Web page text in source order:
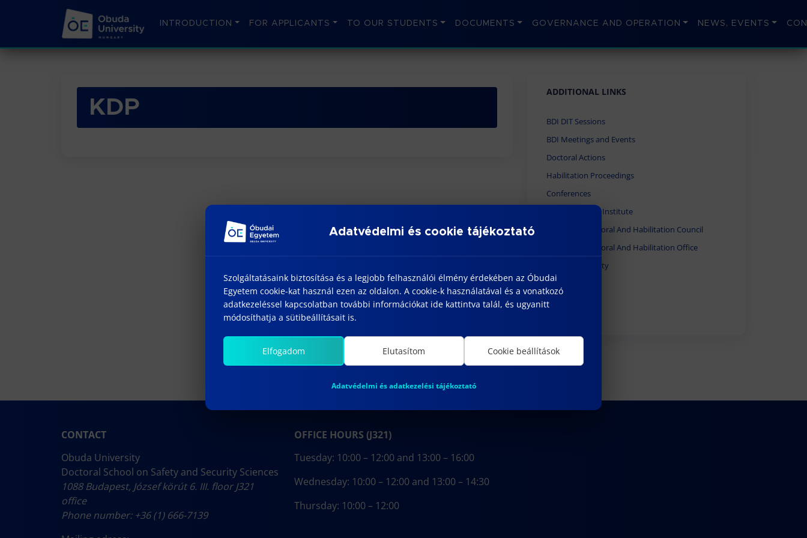
INTRODUCTION FOR APPLICANTS TO OUR STUDENTS DOCUMENTS GOVERNANCE AND OPERATION NEWS, EVENTS
KDP
ADDITIONAL LINKS
BDI DIT Sessions
BDI Meetings and Events
Doctoral Actions
Habilitation Proceedings
Conferences
Africa Research Institute
University Doctoral And Habilitation Council
University Doctoral And Habilitation Office
Obuda University
ALUMNI
CONTACT
Obuda University
Doctoral School on Safety and Security Sciences
1088 Budapest, József körút 6. III. floor J321
office
Phone number: +36 (1) 666-7139
OFFICE HOURS (J321)
Tuesday: 10:00 – 12:00 and 13:00 – 16:00
Wednesday: 10:00 – 12:00 and 13:00 – 14:30
Thursday: 10:00 – 12:00
Adatvédelmi és cookie tájékoztató
Szolgáltatásaink biztosítása és a legjobb felhasználói élmény érdekében az Óbudai
Egyetem cookie-kat használ ezen az oldalon. A cookie-k használatával és a vonatkozó
adatkezeléssel kapcsolatban további információkat ide kattintva talál, és ugyanitt
módosíthatja a sütibeállításait is.
Elfogadom Elutasítom Cookie beállítások
Adatvédelmi és adatkezelési tájékoztató